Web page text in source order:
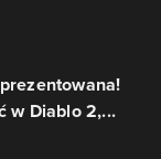
w Diablo 2,...